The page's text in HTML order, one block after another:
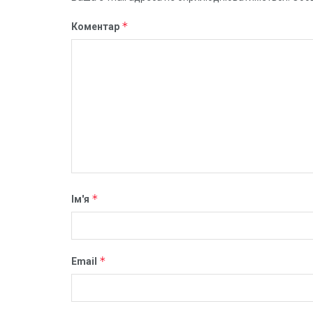
Коментар *
Ім'я *
Email *